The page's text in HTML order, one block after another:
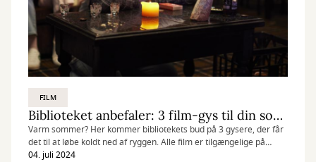
FILM
Biblioteket anbefaler: 3 film-gys til din sommer
Varm sommer? Her kommer bibliotekets bud på 3 gysere, der får
det til at løbe koldt ned af ryggen. Alle film er tilgængelige på
Filmstriben.
04. juli 2024